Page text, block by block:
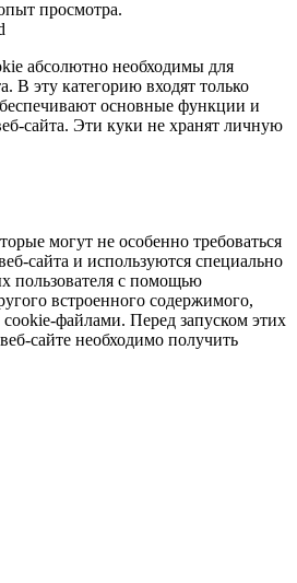
просмотра.
абсолютно необходимы для
В эту категорию входят только
основные функции и
сайта. Эти куки не хранят личную
могут не особенно требоваться
сайта и используются специально
пользователя с помощью
встроенного содержимого,
файлами. Перед запуском этих
сайте необходимо получить